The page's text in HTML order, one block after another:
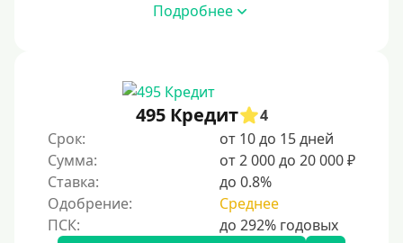
Без страховок и комиссий
Повторный
Надежные
Без обмана
Без предоплат
Подробнее
495 Кредит
4
Срок:
от 10 до 15 дней
Сумма:
от 2 000 до 20 000 ₽
Ставка:
до 0.8%
Одобрение:
Среднее